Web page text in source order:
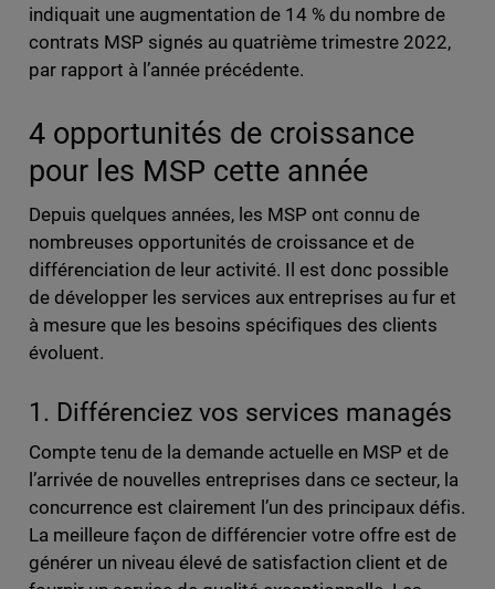
indiquait une augmentation de 14 % du nombre de
contrats MSP signés au quatrième trimestre 2022,
par rapport à l’année précédente.
4 opportunités de croissance
pour les MSP cette année
Depuis quelques années, les MSP ont connu de
nombreuses opportunités de croissance et de
différenciation de leur activité. Il est donc possible
de développer les services aux entreprises au fur et
à mesure que les besoins spécifiques des clients
évoluent.
1. Différenciez vos services managés
Compte tenu de la demande actuelle en MSP et de
l’arrivée de nouvelles entreprises dans ce secteur, la
concurrence est clairement l’un des principaux défis.
La meilleure façon de différencier votre offre est de
générer un niveau élevé de satisfaction client et de